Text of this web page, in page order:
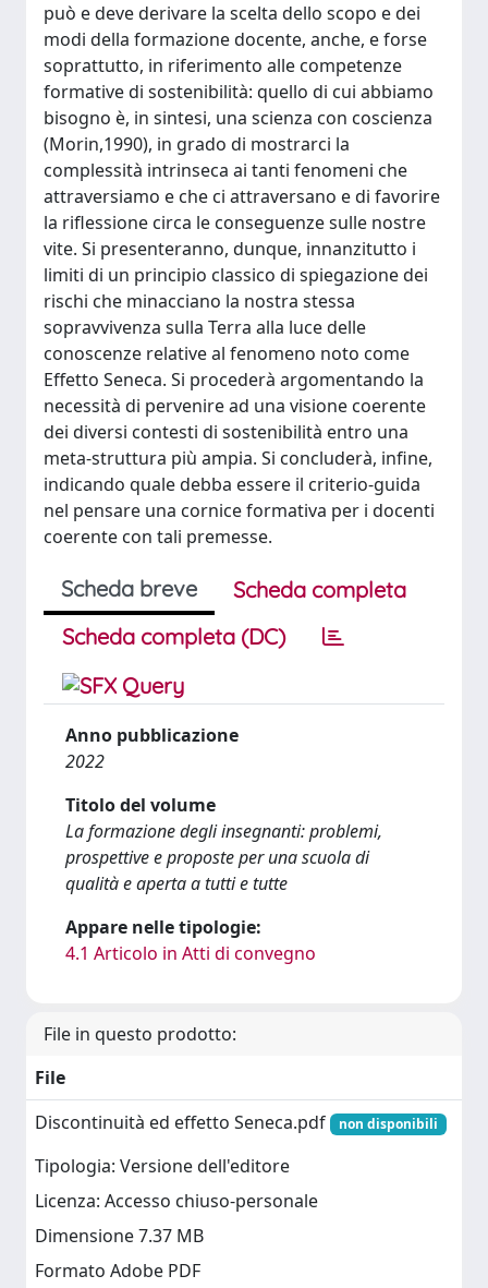
può e deve derivare la scelta dello scopo e dei
modi della formazione docente, anche, e forse
soprattutto, in riferimento alle competenze
formative di sostenibilità: quello di cui abbiamo
bisogno è, in sintesi, una scienza con coscienza
(Morin,1990), in grado di mostrarci la
complessità intrinseca ai tanti fenomeni che
attraversiamo e che ci attraversano e di favorire
la riflessione circa le conseguenze sulle nostre
vite. Si presenteranno, dunque, innanzitutto i
limiti di un principio classico di spiegazione dei
rischi che minacciano la nostra stessa
sopravvivenza sulla Terra alla luce delle
conoscenze relative al fenomeno noto come
Effetto Seneca. Si procederà argomentando la
necessità di pervenire ad una visione coerente
dei diversi contesti di sostenibilità entro una
meta-struttura più ampia. Si concluderà, infine,
indicando quale debba essere il criterio-guida
nel pensare una cornice formativa per i docenti
coerente con tali premesse.
Scheda breve
Scheda completa
Scheda completa (DC)
Anno pubblicazione
2022
Titolo del volume
La formazione degli insegnanti: problemi,
prospettive e proposte per una scuola di
qualità e aperta a tutti e tutte
Appare nelle tipologie:
4.1 Articolo in Atti di convegno
File in questo prodotto:
File
Discontinuità ed effetto Seneca.pdf
non disponibili
Tipologia: Versione dell'editore
Licenza: Accesso chiuso-personale
Dimensione 7.37 MB
Formato Adobe PDF